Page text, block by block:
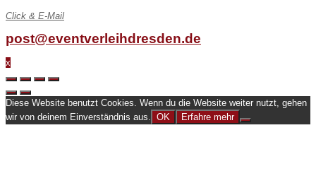
Click & E-Mail
post@eventverleihdresden.de
x
Diese Website benutzt Cookies. Wenn du die Website weiter nutzt, gehen
wir von deinem Einverständnis aus.
OK Erfahre mehr